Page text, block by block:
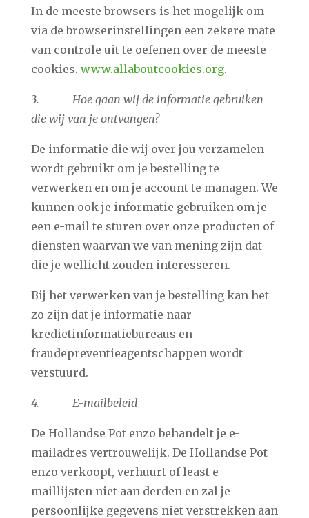
In de meeste browsers is het mogelijk om
via de browserinstellingen een zekere mate
van controle uit te oefenen over de meeste
cookies. www.allaboutcookies.org.
3. Hoe gaan wij de informatie gebruiken
die wij van je ontvangen?
De informatie die wij over jou verzamelen
wordt gebruikt om je bestelling te
verwerken en om je account te managen. We
kunnen ook je informatie gebruiken om je
een e-mail te sturen over onze producten of
diensten waarvan we van mening zijn dat
die je wellicht zouden interesseren.
Bij het verwerken van je bestelling kan het
zo zijn dat je informatie naar
kredietinformatiebureaus en
fraudepreventieagentschappen wordt
verstuurd.
4. E-mailbeleid
De Hollandse Pot enzo behandelt je e-
mailadres vertrouwelijk. De Hollandse Pot
enzo verkoopt, verhuurt of least e-
maillijsten niet aan derden en zal je
persoonlijke gegevens niet verstrekken aan